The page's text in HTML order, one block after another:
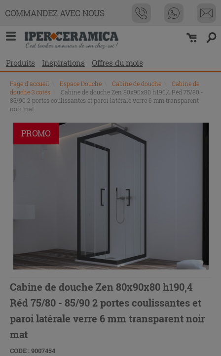
COMMANDEZ AVEC NOUS
Produits Inspirations Offres du mois
Page d'accueil Espace Douche Cabine de douche
Cabine de
douche 3 cotés
Cabine de douche Zen 80x90x80 h190,4 Réd 75/80 -
85/90 2 portes coulissantes et paroi latérale verre 6 mm transparent
noir mat
PROMO
Cabine de douche Zen 80x90x80 h190,4
Réd 75/80 - 85/90 2 portes coulissantes et
paroi latérale verre 6 mm transparent noir
mat
CODE : 9007454